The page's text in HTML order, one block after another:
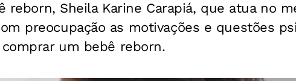
reborn, Sheila Karine Carapiá, que atua no
preocupação as motivações e questões
um bebê reborn.